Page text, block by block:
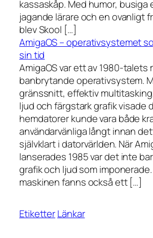
kassaskåp. Med humor, busiga
jagande lärare och en ovanligt
blev Skool […]
AmigaOS – operativsystemet
sin tid
AmigaOS var ett av 1980-talets
banbrytande operativsystem.
gränssnitt, effektiv
ljud och färgstark grafik visade
hemdatorer kunde vara både
användarvänliga långt innan
självklart i datorvärlden. När
lanserades 1985 var det inte
grafik och ljud som
maskinen fanns också ett […]
EtiketterLänkar